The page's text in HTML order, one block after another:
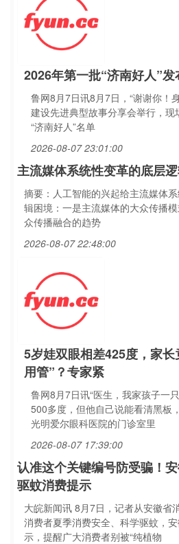
2026年第一批“济南好人”发
鲁网8月7日讯8月7日，“谢谢你！
建设先进典型故事分享会举行，
“济南好人”名单
2026-08-07 23:01:00
主流媒体系统性变革的底层
摘要：人工智能的兴起给主流媒体
辑困境：一是主流媒体的大众传播
众传播融合的趋势
2026-08-07 22:48:00
5岁娃双眼相差425度，家
用管”？专家紧
鲁网8月7日讯“医生，我家孩子一
500多度，但他自己说能看清黑板
光明爱尔眼科医院的门诊室里
2026-08-07 17:39:00
认准这个关键编号防受骗！
驱蚊消费提示
大皖新闻讯 8月7日，记者从安徽省
消费者夏季消费安全、科学驱蚊，
示，提醒广大消费者别被“纯植物